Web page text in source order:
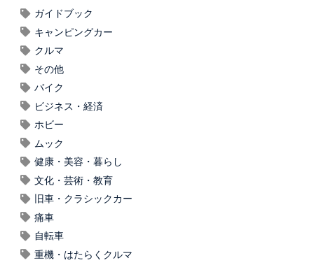
ガイドブック
キャンピングカー
クルマ
その他
バイク
ビジネス・経済
ホビー
ムック
健康・美容・暮らし
文化・芸術・教育
旧車・クラシックカー
痛車
自転車
重機・はたらくクルマ